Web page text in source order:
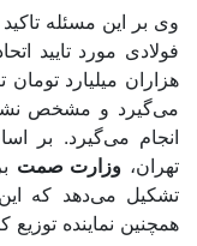
وی بر این مسئله
فولادی مورد تایید
هزاران میلیارد
می‌گیرد و مشخص
انجام می‌گیرد. بر
تهران، وزارت صمت
تشکیل می‌دهد که
همچنین نماینده